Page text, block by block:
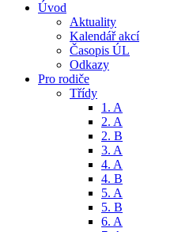
Úvod
Aktuality
Kalendář akcí
Časopis ÚL
Odkazy
Pro rodiče
Třídy
1. A
2. A
2. B
3. A
4. A
4. B
5. A
5. B
6. A